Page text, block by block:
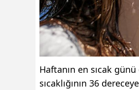
Haftanın en sıcak
sıcaklığının 36